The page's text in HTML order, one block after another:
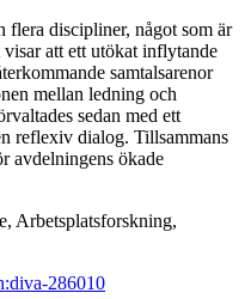
flera discipliner, något som är
att ett utökat inflytande
samtalsarenor
mellan ledning och
sedan med ett
reflexiv dialog. Tillsammans
avdelningens ökade
Arbetsplatsforskning,
286010